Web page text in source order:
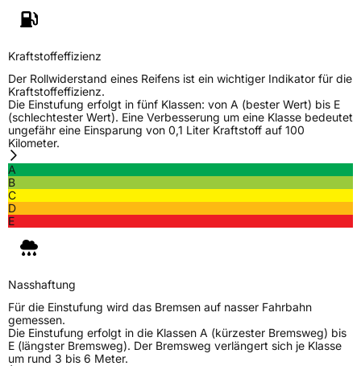
Kraftstoffeffizienz
Der Rollwiderstand eines Reifens ist ein wichtiger Indikator für die
Kraftstoffeffizienz.
Die Einstufung erfolgt in fünf Klassen: von A (bester Wert) bis E
(schlechtester Wert). Eine Verbesserung um eine Klasse bedeutet
ungefähr eine Einsparung von 0,1 Liter Kraftstoff auf 100
Kilometer.
A
B
C
D
E
Nasshaftung
Für die Einstufung wird das Bremsen auf nasser Fahrbahn
gemessen.
Die Einstufung erfolgt in die Klassen A (kürzester Bremsweg) bis
E (längster Bremsweg). Der Bremsweg verlängert sich je Klasse
um rund 3 bis 6 Meter.